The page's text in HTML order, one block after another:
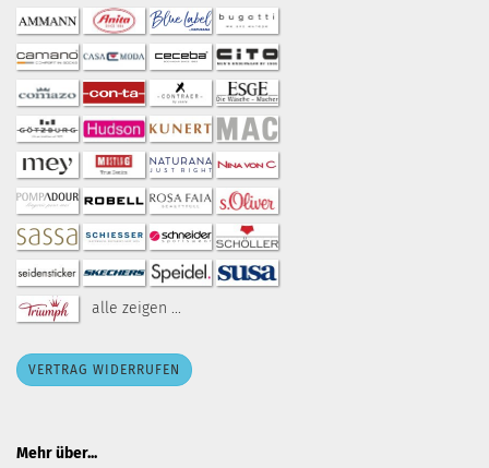
alle zeigen ...
VERTRAG WIDERRUFEN
Mehr über...